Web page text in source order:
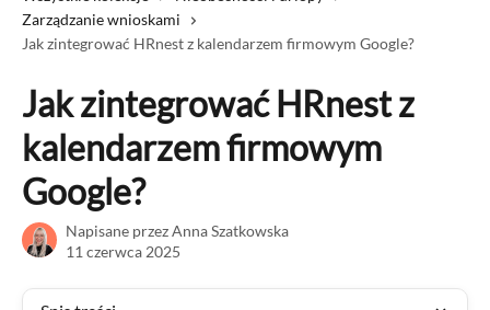
Zarządzanie wnioskami
Jak zintegrować HRnest z kalendarzem firmowym Google?
Jak zintegrować HRnest z
kalendarzem firmowym
Google?
Napisane przezAnna Szatkowska
11 czerwca 2025